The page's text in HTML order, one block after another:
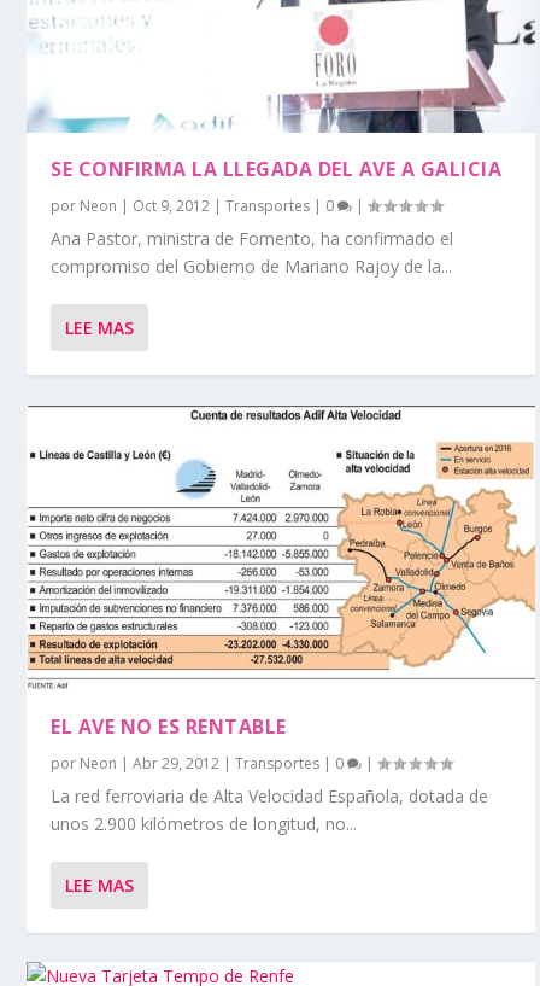
SE CONFIRMA LA LLEGADA DEL AVE A GALICIA
por Neon | Oct 9, 2012 |Transportes | 0 |
Ana Pastor, ministra de Fomento, ha confirmado el
compromiso del Gobierno de Mariano Rajoy de la...
LEE MAS
EL AVE NO ES RENTABLE
por Neon |Abr 29, 2012 |Transportes | 0 |
La red ferroviaria de Alta Velocidad Española, dotada de
unos 2.900 kilómetros de longitud, no...
LEE MAS